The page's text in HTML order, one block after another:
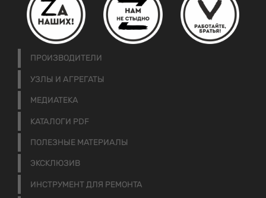
ПРОИЗВОДИТЕЛИ
УЗЛЫ И АГРЕГАТЫ
МЕДИАТЕКА
КАТАЛОГИ PDF
ПОЛЕЗНЫЕ МАТЕРИАЛЫ
ЭКСКЛЮЗИВ
ИНСТРУМЕНТ ДЛЯ РЕМОНТА